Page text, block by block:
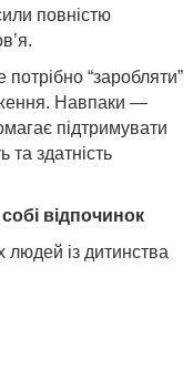
повністю
“заробляти”
Навпаки —
підтримувати
та здатність
відпочинок
людей із дитинства